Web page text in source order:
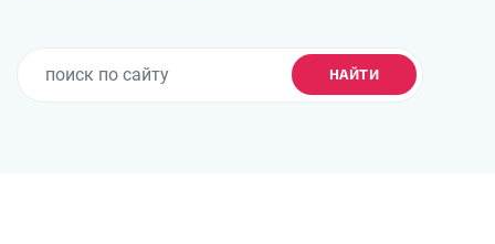
НАЙТИ